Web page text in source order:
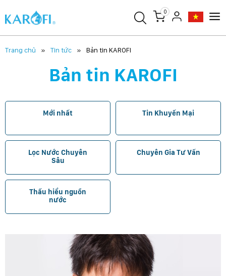
0
Trang chủ Tin tức Bản tin KAROFI
Bản tin KAROFI
Mới nhất Tin Khuyến Mại
Lọc Nước Chuyên
Sâu
Chuyên Gia Tư Vấn
Thấu hiểu nguồn
nước